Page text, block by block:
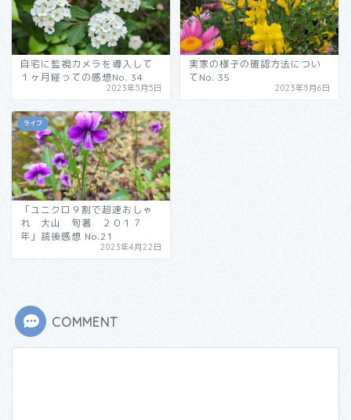
自宅に監視カメラを導入して
１ヶ月経っての感想No. 34
2023年5月5日
実家の様子の確認方法につい
てNo. 35
2023年5月6日
ライフ
「ユニクロ９割で超速おしゃ
れ 大山 旬著 ２０１７
年」読後感想 No.21
2023年4月22日
COMMENT